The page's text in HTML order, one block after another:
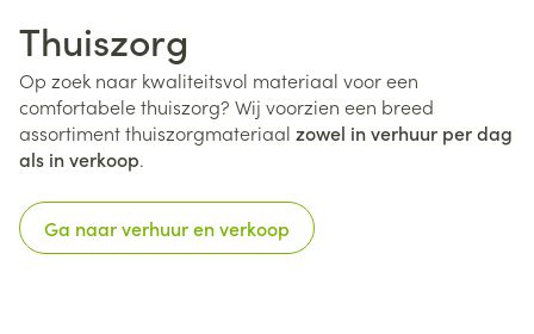
Thuiszorg
Op zoek naar kwaliteitsvol materiaal voor een
comfortabele thuiszorg? Wij voorzien een breed
assortiment thuiszorgmateriaal zowel in verhuur per dag
als in verkoop.
Ga naar verhuur en verkoop